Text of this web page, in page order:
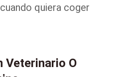
quiera coger
Veterinario O